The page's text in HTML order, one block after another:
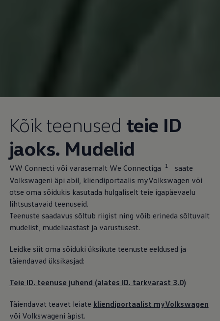
Kõik teenused teie ID
jaoks. Mudelid
VW Connecti või varasemalt We Connectiga 1
saate
Volkswageni äpi abil, kliendiportaalis myVolkswagen või
otse oma sõidukis kasutada hulgaliselt teie igapäevaelu
lihtsustavaid teenuseid.
Teenuste saadavus sõltub riigist ning võib erineda sõltuvalt
mudelist, mudeliaastast ja varustusest.
Leidke siit oma sõiduki üksikute teenuste eeldused ja
täiendavad üksikasjad:
Teie ID. teenuse juhend (alates ID. tarkvarast 3.0)
Täiendavat teavet leiate kliendiportaalist myVolkswagen
või Volkswageni äpist.